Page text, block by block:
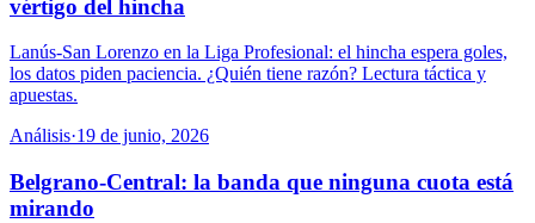
vértigo del hincha
Lanús-San Lorenzo en la Liga Profesional: el hincha espera goles,
los datos piden paciencia. ¿Quién tiene razón? Lectura táctica y
apuestas.
Análisis·19 de junio, 2026
Belgrano-Central: la banda que ninguna cuota está
mirando